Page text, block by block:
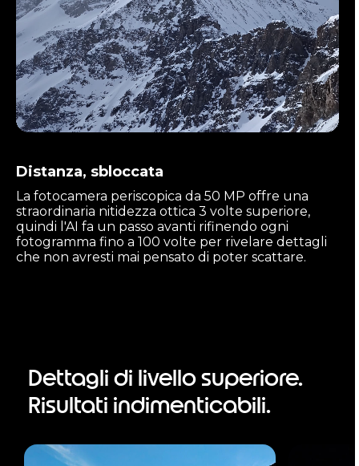
Distanza, sbloccata
La fotocamera periscopica da 50 MP offre una
straordinaria nitidezza ottica 3 volte superiore,
quindi l'AI fa un passo avanti rifinendo ogni
fotogramma fino a 100 volte per rivelare dettagli
che non avresti mai pensato di poter scattare.
Dettagli di livello superiore.
Risultati indimenticabili.